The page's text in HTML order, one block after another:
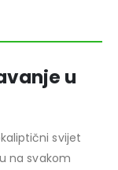
u
svijet
na svakom